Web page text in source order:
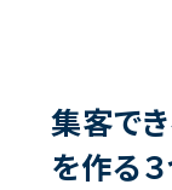
集客で
を作る